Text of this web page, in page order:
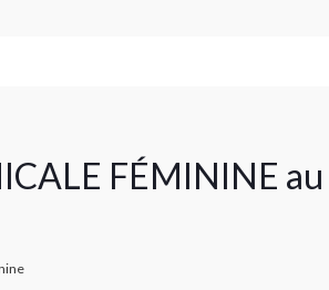
FÉMININE au